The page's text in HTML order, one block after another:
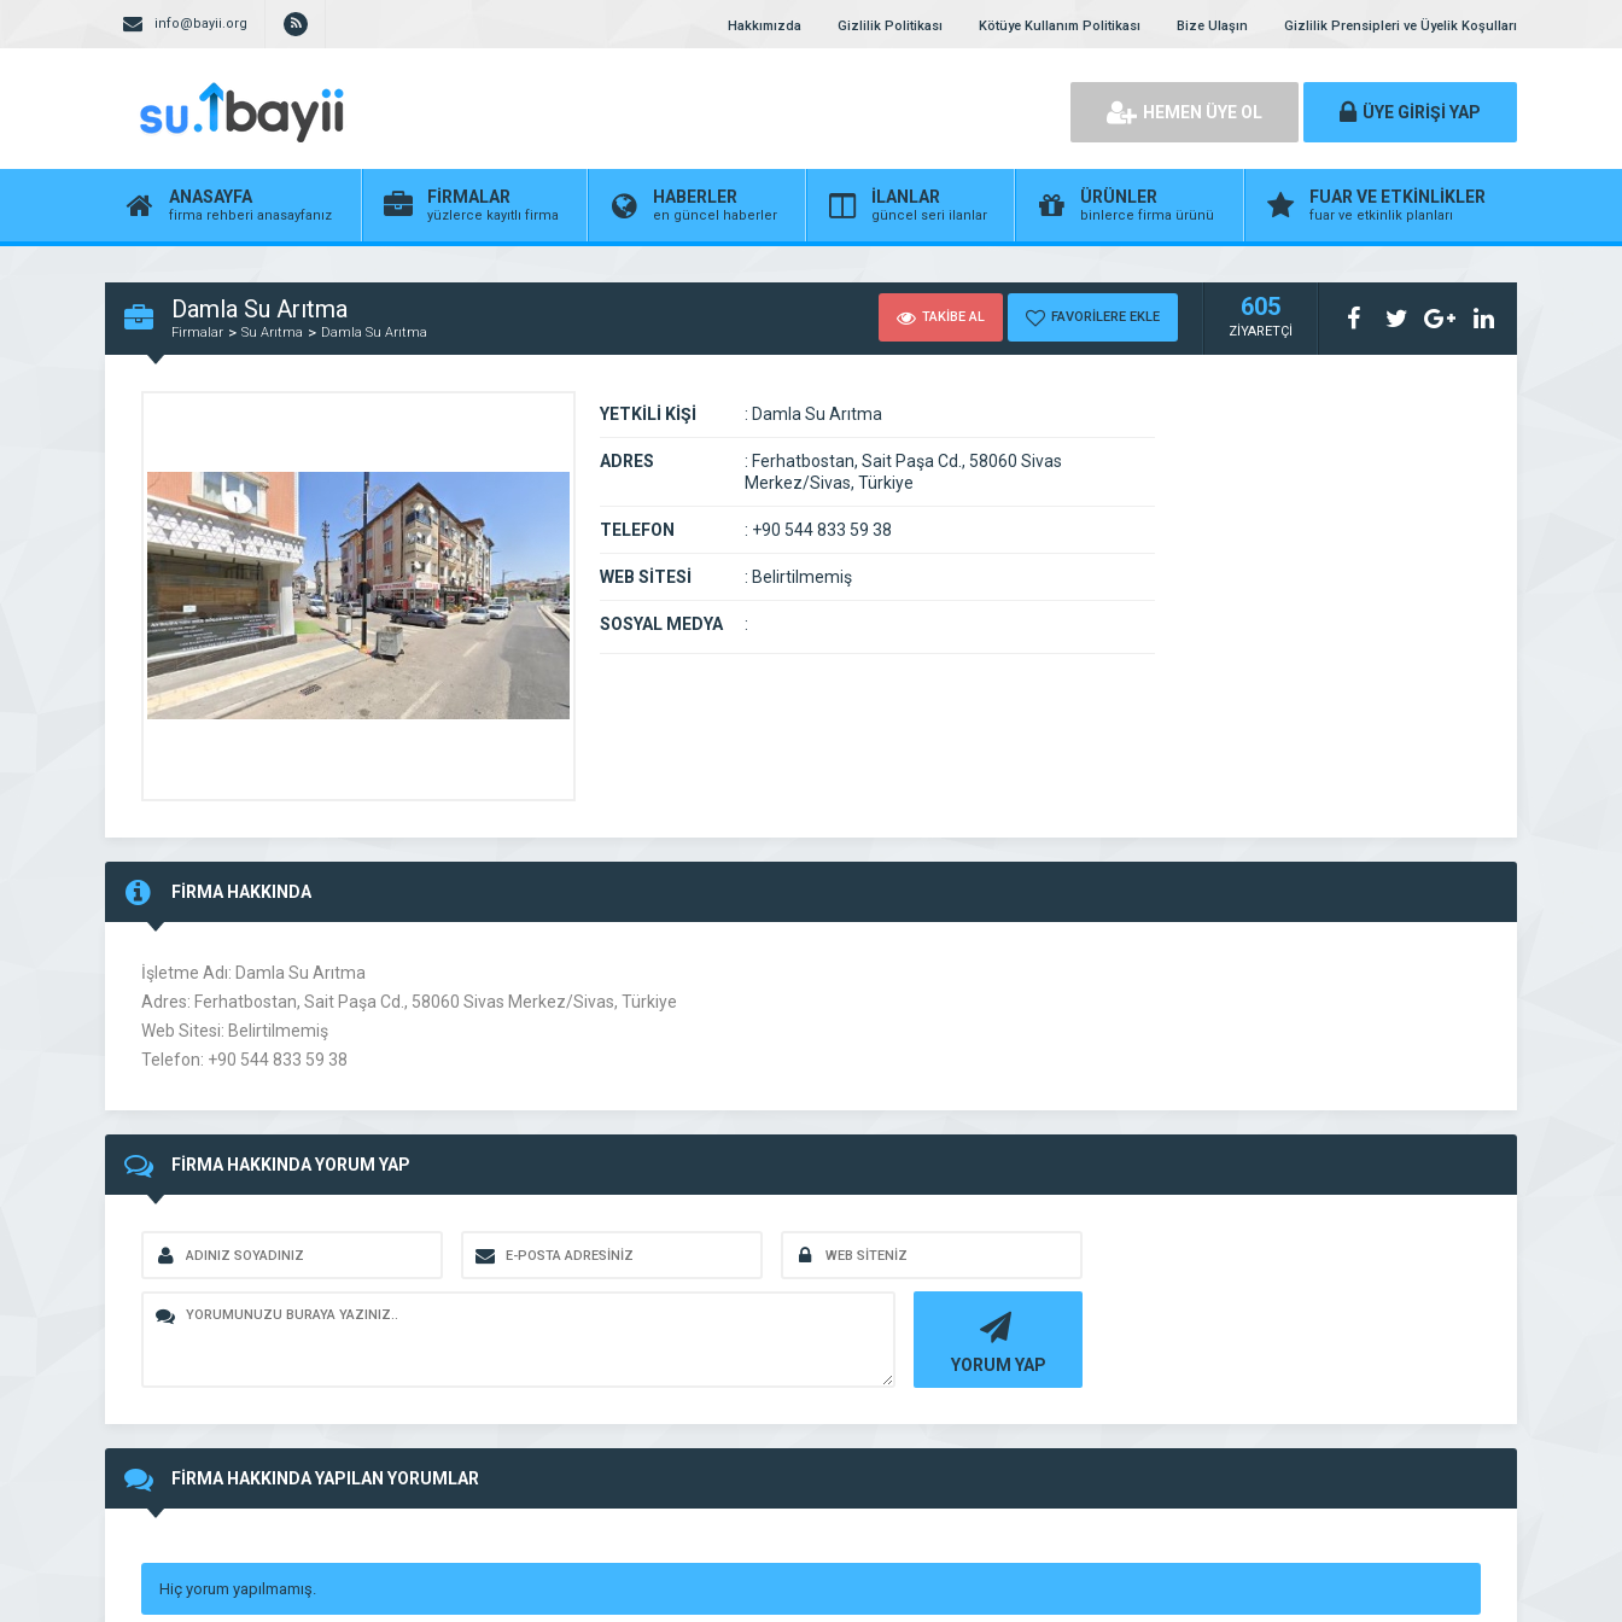
info@bayii.org Hakkımızda Gizlilik Politikası Kötüye Kullanım Politikası Bize Ulaşın Gizlilik Prensipleri ve Üyelik Koşulları
HEMEN ÜYE OL ÜYE GİRİŞİ YAP
ANASAYFA
firma rehberi anasayfanız
FİRMALAR
yüzlerce kayıtlı firma
HABERLER
en güncel haberler
İLANLAR
güncel seri ilanlar
ÜRÜNLER
binlerce firma ürünü
FUAR VE ETKİNLİKLER
fuar ve etkinlik planları
Damla Su Arıtma
Firmalar Su Arıtma Damla Su Arıtma
TAKİBE AL FAVORİLERE EKLE 605
ZİYARETÇİ
YETKİLİ KİŞİ : Damla Su Arıtma
ADRES : Ferhatbostan, Sait Paşa Cd., 58060 Sivas
Merkez/Sivas, Türkiye
TELEFON : +90 544 833 59 38
WEB SİTESİ : Belirtilmemiş
SOSYAL MEDYA :
FİRMA HAKKINDA
İşletme Adı: Damla Su Arıtma
Adres: Ferhatbostan, Sait Paşa Cd., 58060 Sivas Merkez/Sivas, Türkiye
Web Sitesi: Belirtilmemiş
Telefon: +90 544 833 59 38
FİRMA HAKKINDA YORUM YAP
YORUM YAP
FİRMA HAKKINDA YAPILAN YORUMLAR
Hiç yorum yapılmamış.